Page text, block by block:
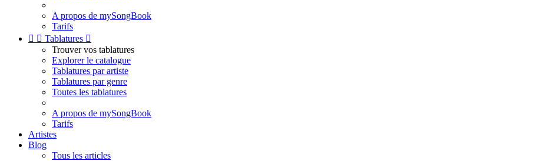
A propos de mySongBook
Tarifs
  Tablatures 
Trouver vos tablatures
Explorer le catalogue
Tablatures par artiste
Tablatures par genre
Toutes les tablatures
A propos de mySongBook
Tarifs
Artistes
Blog
Tous les articles